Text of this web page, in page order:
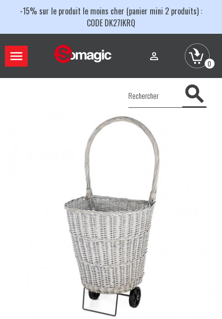
-15% sur le produit le moins cher (panier mini 2 produits) :
CODE DK27IKRQ
 
0
